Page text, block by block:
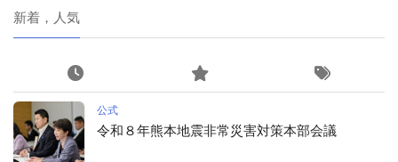
新着，人気
公式
令和８年熊本地震非常災害対策本部会議